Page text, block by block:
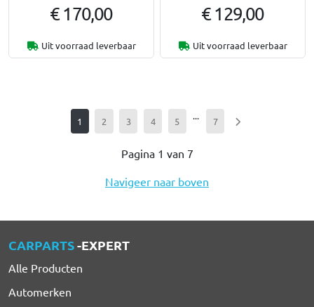
€ 170,00
Uit voorraad leverbaar
€ 129,00
Uit voorraad leverbaar
1 2 3 4 5 ... 7
Pagina 1 van 7
Navigeer naar boven
CARPARTS-EXPERT
Alle Producten
Automerken